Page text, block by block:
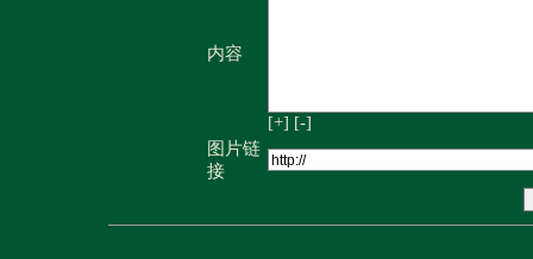
内容
[+] [-]
图片链
接